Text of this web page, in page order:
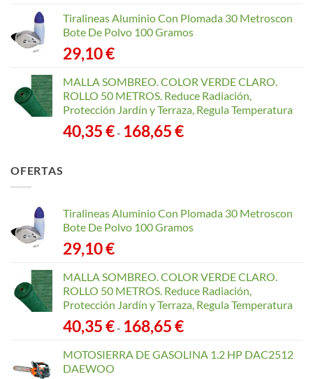
Tiralineas Aluminio Con Plomada 30 Metroscon
Bote De Polvo 100 Gramos
29,10€
MALLA SOMBREO. COLOR VERDE CLARO.
ROLLO 50 METROS. Reduce Radiación,
Protección Jardín y Terraza, Regula Temperatura
40,35€- 168,65€Rango
168,65 €
OFERTAS
Tiralineas Aluminio Con Plomada 30 Metroscon
Bote De Polvo 100 Gramos
29,10€
MALLA SOMBREO. COLOR VERDE CLARO.
ROLLO 50 METROS. Reduce Radiación,
Protección Jardín y Terraza, Regula Temperatura
40,35€- 168,65€Rango
precios:
MOTOSIERRA DE GASOLINA 1.2 HP DAC2512
DAEWOO